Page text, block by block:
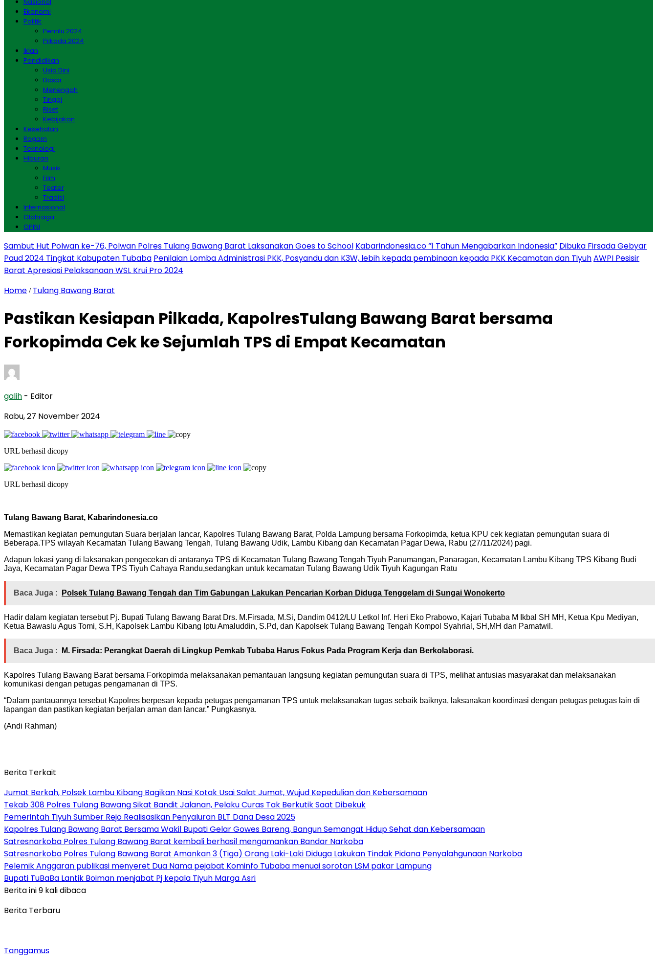
Ekonomi
Politik
Pemilu 2024
Pilkada 2024
Iklan
Pendidikan
Usia Dini
Dasar
Menengah
Tinggi
Riset
Kebijakan
Kesehatan
Ragam
Teknologi
Hiburan
Musik
Film
Teater
Tradisi
Internasional
Olahraga
OPINI
Sambut Hut Polwan ke-76, Polwan Polres Tulang Bawang Barat Laksanakan Goes to School Kabarindonesia.co “1 Tahun Mengabarkan Indonesia” Dibuka Firsada Gebyar
Paud 2024 Tingkat Kabupaten Tubaba Penilaian Lomba Administrasi PKK, Posyandu dan K3W, lebih kepada pembinaan kepada PKK Kecamatan dan TiyuhAWPI Pesisir
Barat Apresiasi Pelaksanaan WSL Krui Pro 2024
Home / Tulang Bawang Barat
Pastikan Kesiapan Pilkada, KapolresTulang Bawang Barat bersama
Forkopimda Cek ke Sejumlah TPS di Empat Kecamatan
galih - Editor
Rabu, 27 November 2024
URL berhasil dicopy
URL berhasil dicopy
Tulang Bawang Barat, Kabarindonesia.co
Memastikan kegiatan pemungutan Suara berjalan lancar, Kapolres Tulang Bawang Barat, Polda Lampung bersama Forkopimda, ketua KPU cek kegiatan pemungutan suara di
Beberapa.TPS wilayah Kecamatan Tulang Bawang Tengah, Tulang Bawang Udik, Lambu Kibang dan Kecamatan Pagar Dewa, Rabu (27/11/2024) pagi.
Adapun lokasi yang di laksanakan pengecekan di antaranya TPS di Kecamatan Tulang Bawang Tengah Tiyuh Panumangan, Panaragan, Kecamatan Lambu Kibang TPS Kibang Budi
Jaya, Kecamatan Pagar Dewa TPS Tiyuh Cahaya Randu,sedangkan untuk kecamatan Tulang Bawang Udik Tiyuh Kagungan Ratu
Baca Juga : Polsek Tulang Bawang Tengah dan Tim Gabungan Lakukan Pencarian Korban Diduga Tenggelam di Sungai Wonokerto
Hadir dalam kegiatan tersebut Pj. Bupati Tulang Bawang Barat Drs. M.Firsada, M.Si, Dandim 0412/LU Letkol Inf. Heri Eko Prabowo, Kajari Tubaba M Ikbal SH MH, Ketua Kpu Mediyan,
Ketua Bawaslu Agus Tomi, S.H, Kapolsek Lambu Kibang Iptu Amaluddin, S.Pd, dan Kapolsek Tulang Bawang Tengah Kompol Syahrial, SH,MH dan Pamatwil.
Baca Juga : M. Firsada: Perangkat Daerah di Lingkup Pemkab Tubaba Harus Fokus Pada Program Kerja dan Berkolaborasi.
Kapolres Tulang Bawang Barat bersama Forkopimda melaksanakan pemantauan langsung kegiatan pemungutan suara di TPS, melihat antusias masyarakat dan melaksanakan
komunikasi dengan petugas pengamanan di TPS.
“Dalam pantauannya tersebut Kapolres berpesan kepada petugas pengamanan TPS untuk melaksanakan tugas sebaik baiknya, laksanakan koordinasi dengan petugas petugas lain di
lapangan dan pastikan kegiatan berjalan aman dan lancar.” Pungkasnya.
(Andi Rahman)
Berita Terkait
Jumat Berkah, Polsek Lambu Kibang Bagikan Nasi Kotak Usai Salat Jumat, Wujud Kepedulian dan Kebersamaan
Tekab 308 Polres Tulang Bawang Sikat Bandit Jalanan, Pelaku Curas Tak Berkutik Saat Dibekuk
Pemerintah Tiyuh Sumber Rejo Realisasikan Penyaluran BLT Dana Desa 2025
Kapolres Tulang Bawang Barat Bersama Wakil Bupati Gelar Gowes Bareng, Bangun Semangat Hidup Sehat dan Kebersamaan
Satresnarkoba Polres Tulang Bawang Barat kembali berhasil mengamankan Bandar Narkoba
Satresnarkoba Polres Tulang Bawang Barat Amankan 3 (Tiga) Orang Laki-Laki Diduga Lakukan Tindak Pidana Penyalahgunaan Narkoba
Pelemik Anggaran publikasi menyeret Dua Nama pejabat Kominfo Tubaba menuai sorotan LSM pakar Lampung
Bupati TuBaBa Lantik Boiman menjabat Pj kepala Tiyuh Marga Asri
Berita ini 9 kali dibaca
Berita Terbaru
Tanggamus